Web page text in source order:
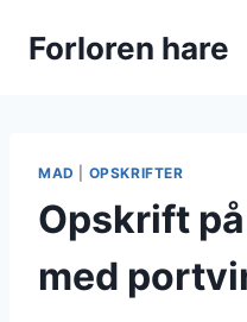
Forloren hare
MAD OPSKRIFTER
Opskrift
med